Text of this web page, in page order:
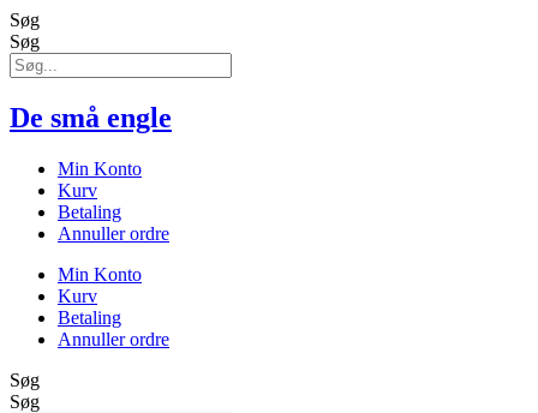
Søg
Søg
De små engle
Min Konto
Kurv
Betaling
Annuller ordre
Min Konto
Kurv
Betaling
Annuller ordre
Søg
Søg